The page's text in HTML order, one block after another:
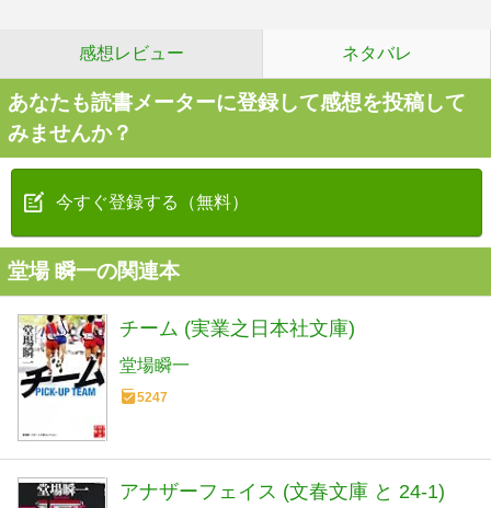
感想レビュー ネタバレ
あなたも読書メーターに登録して感想を投稿して
みませんか？
今すぐ登録する（無料）
堂場 瞬一の関連本
チーム (実業之日本社文庫)
堂場瞬一
5247
アナザーフェイス (文春文庫 と 24-1)